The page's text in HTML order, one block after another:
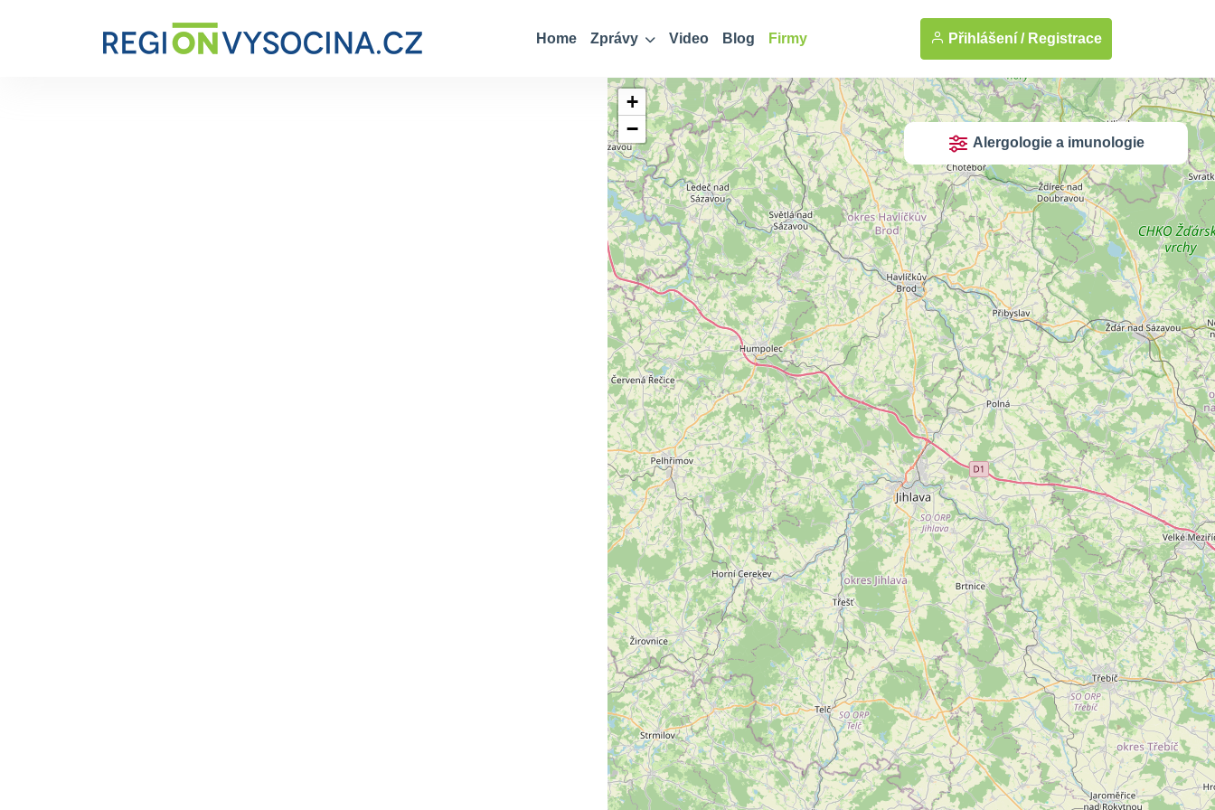
Home Zprávy Video Blog Firmy Přihlášení / Registrace
+
−
Alergologie a imunologie